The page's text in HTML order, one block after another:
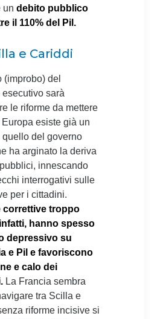
un debito pubblico
il 110% del Pil.
e Cariddi
(improbo) del
esecutivo sarà
le riforme da mettere
Europa esiste già un
quello del governo
ha arginato la deriva
innescando
interrogativi sulle
per i cittadini.
correttive troppo
hanno spesso
depressivo su
e Pil e favoriscono
e calo dei
La Francia sembra
tra Scilla e
riforme incisive si